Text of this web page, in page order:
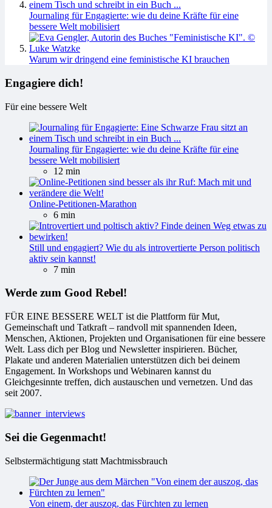
Journaling für Engagierte: wie du deine Kräfte für eine
bessere Welt mobilisiert
Warum wir dringend eine feministische KI brauchen
Engagiere dich!
Für eine bessere Welt
Journaling für Engagierte: wie du deine Kräfte für eine
bessere Welt mobilisiert
12 min
Online-Petitionen-Marathon
6 min
Still und engagiert? Wie du als introvertierte Person politisch
aktiv sein kannst!
7 min
Werde zum Good Rebel!
FÜR EINE BESSERE WELT ist die Plattform für Mut,
Gemeinschaft und Tatkraft – randvoll mit spannenden Ideen,
Menschen, Aktionen, Projekten und Organisationen für eine bessere
Welt. Lass dich per Blog und Newsletter inspirieren. Bücher,
Plakate und anderen Materialien unterstützen dich bei deinem
Engagement. In Workshops und Webinaren kannst du
Gleichgesinnte treffen, dich austauschen und vernetzen. Und das
seit 2007.
Sei die Gegenmacht!
Selbstermächtigung statt Machtmissbrauch
Von einem, der auszog, das Fürchten zu lernen